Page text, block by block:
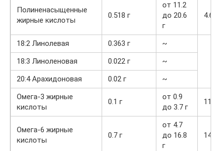
Полиненасыщенные
жирные кислоты
0.518 г
от 11.2
до 20.6
г
4.6%
18:2 Линолевая 0.363 г
~
18:3 Линоленовая
0.022 г
~
20:4 Арахидоновая
0.02 г
~
Омега-3 жирные
кислоты
0.1 г
от 0.9
до 3.7 г
Омега-6 жирные
кислоты
0.7 г
от 4.7
до 16.8
г